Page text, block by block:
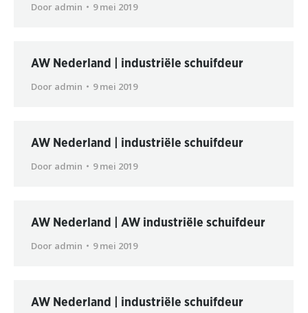
Door admin 9 mei 2019
AW Nederland | industriële schuifdeur
Door admin 9 mei 2019
AW Nederland | industriële schuifdeur
Door admin 9 mei 2019
AW Nederland | AW industriële schuifdeur
Door admin 9 mei 2019
AW Nederland | industriële schuifdeur